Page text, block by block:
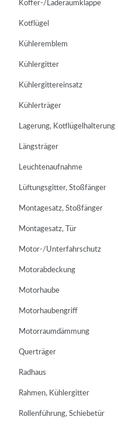
Koffer-/Laderaumklappe
Kotflügel
Kühleremblem
Kühlergitter
Kühlergittereinsatz
Kühlerträger
Lagerung, Kotflügelhalterung
Längsträger
Leuchtenaufnahme
Lüftungsgitter, Stoßfänger
Montagesatz, Stoßfänger
Montagesatz, Tür
Motor-/Unterfahrschutz
Motorabdeckung
Motorhaube
Motorhaubengriff
Motorraumdämmung
Querträger
Radhaus
Rahmen, Kühlergitter
Rollenführung, Schiebetür